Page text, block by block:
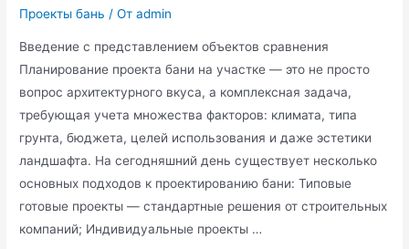
Проекты бань / От admin
Введение с представлением объектов сравнения
Планирование проекта бани на участке — это не просто
вопрос архитектурного вкуса, а комплексная задача,
требующая учета множества факторов: климата, типа
грунта, бюджета, целей использования и даже эстетики
ландшафта. На сегодняшний день существует несколько
основных подходов к проектированию бани: Типовые
готовые проекты — стандартные решения от строительных
компаний; Индивидуальные проекты …